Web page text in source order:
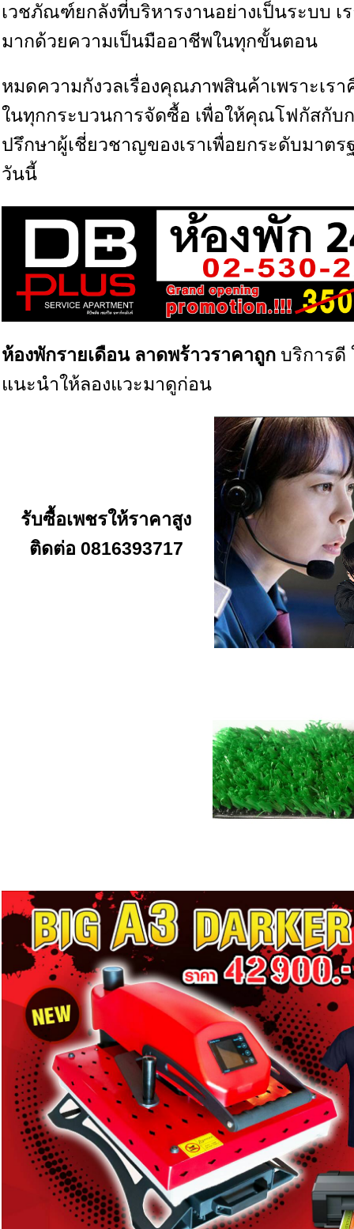
เวชภัณฑ์ยกลังที่บริหารงานอย่างเป็นระบบ เ
มากด้วยความเป็นมืออาชีพในทุกขั้นตอน
หมดความกังวลเรื่องคุณภาพสินค้าเพราะเร
ในทุกกระบวนการจัดซื้อ เพื่อให้คุณโฟกัสกับ
ปรึกษาผู้เชี่ยวชาญของเราเพื่อยกระดับมาต
วันนี้
ห้องพักรายเดือน ลาดพร้าวราคาถูก บริการดี
แนะนำให้ลองแวะมาดูก่อน
รับซื้อเพชรให้ราคาสูง
ติดต่อ 0816393717